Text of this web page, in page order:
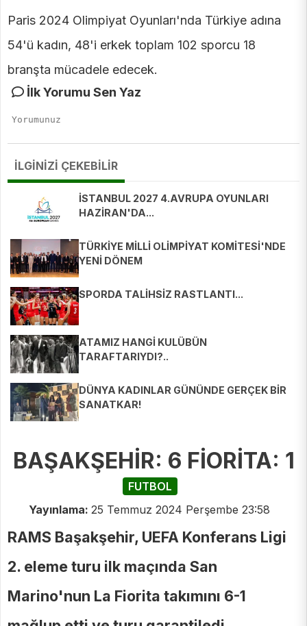
Paris 2024 Olimpiyat Oyunları'nda Türkiye adına
54'ü kadın, 48'i erkek toplam 102 sporcu 18
branşta mücadele edecek.
İlk Yorumu Sen Yaz
İLGİNİZİ ÇEKEBİLİR
İSTANBUL 2027 4.AVRUPA OYUNLARI
HAZİRAN'DA...
TÜRKİYE MİLLİ OLİMPİYAT KOMİTESİ'NDE
YENİ DÖNEM
SPORDA TALİHSİZ RASTLANTI...
ATAMIZ HANGİ KULÜBÜN
TARAFTARIYDI?..
DÜNYA KADINLAR GÜNÜNDE GERÇEK BİR
SANATKAR!
BAŞAKŞEHİR: 6 FİORİTA: 1
FUTBOL
Yayınlama: 25 Temmuz 2024 Perşembe 23:58
RAMS Başakşehir, UEFA Konferans Ligi
2. eleme turu ilk maçında San
Marino'nun La Fiorita takımını 6-1